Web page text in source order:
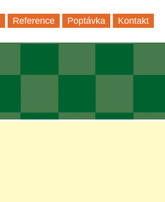
Reference Poptávka Kontakt